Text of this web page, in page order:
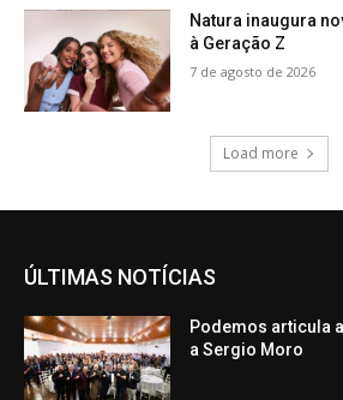
Natura inaugura
à Geração Z
7 de agosto de 2026
Load more
ÚLTIMAS NOTÍCIAS
Podemos articula
a Sergio Moro